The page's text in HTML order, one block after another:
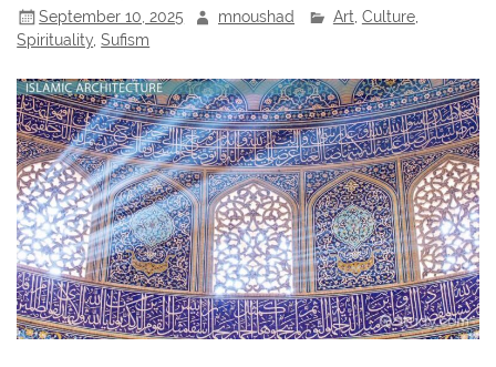
September 10, 2025 mnoushad Art Culture,
Spirituality,Sufism